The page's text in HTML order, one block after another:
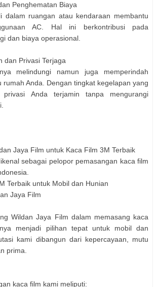
Penghematan Biaya
dalam ruangan atau kendaraan membantu
AC. Hal ini berkontribusi pada
dan biaya operasional.
dan Privasi Terjaga
melindungi namun juga memperindah
rumah Anda. Dengan tingkat kegelapan yang
privasi Anda terjamin tanpa mengurangi
Jaya Film untuk Kaca Film 3M Terbaik
sebagai pelopor pemasangan kaca film
Terbaik untuk Mobil dan Hunian
Jaya Film
Wildan Jaya Film dalam memasang kaca
menjadi pilihan tepat untuk mobil dan
kami dibangun dari kepercayaan, mutu
prima.
kaca film kami meliputi: